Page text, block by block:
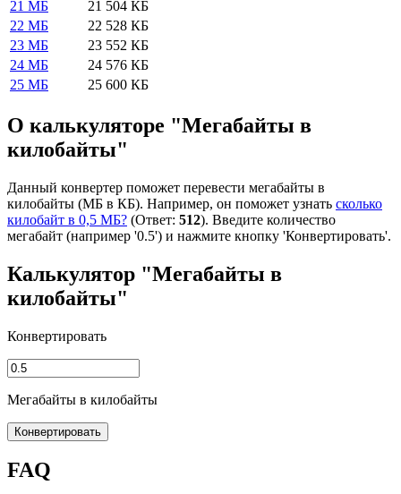
21 МБ
21 504 КБ
22 МБ
22 528 КБ
23 МБ
23 552 КБ
24 МБ
24 576 КБ
25 МБ
25 600 КБ
О калькуляторе "Мегабайты в
килобайты"
Данный конвертер поможет перевести мегабайты в
килобайты (МБ в КБ). Например, он поможет узнать сколько
килобайт в 0,5 МБ? (Ответ: 512). Введите количество
мегабайт (например '0.5') и нажмите кнопку 'Конвертировать'.
Калькулятор "Мегабайты в
килобайты"
Конвертировать
Мегабайты в килобайты
Конвертировать
FAQ